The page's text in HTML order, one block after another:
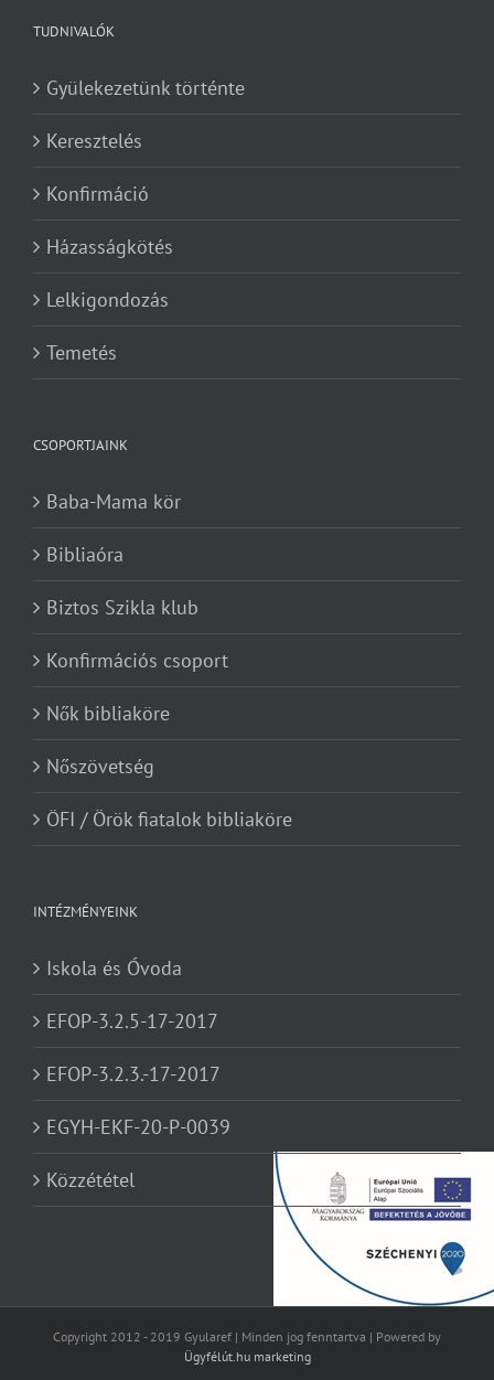
TUDNIVALÓK
Gyülekezetünk történte
Keresztelés
Konfirmáció
Házasságkötés
Lelkigondozás
Temetés
CSOPORTJAINK
Baba-Mama kör
Bibliaóra
Biztos Szikla klub
Konfirmációs csoport
Nők bibliaköre
Nőszövetség
ÖFI / Örök fiatalok bibliaköre
INTÉZMÉNYEINK
Iskola és Óvoda
EFOP-3.2.5-17-2017
EFOP-3.2.3.-17-2017
EGYH-EKF-20-P-0039
Közzététel
Copyright 2012 - 2019 Gyularef | Minden jog fenntartva | Powered by
Ügyfélút.hu marketing